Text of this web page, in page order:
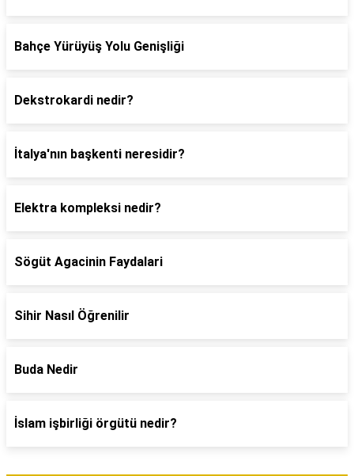
Bahçe Yürüyüş Yolu Genişliği
Dekstrokardi nedir?
İtalya'nın başkenti neresidir?
Elektra kompleksi nedir?
Sögüt Agacinin Faydalari
Sihir Nasıl Öğrenilir
Buda Nedir
İslam işbirliği örgütü nedir?